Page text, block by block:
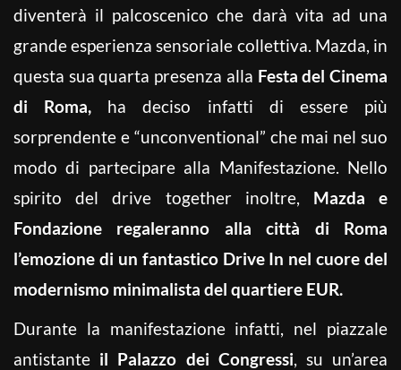
diventerà il palcoscenico che darà vita ad una
grande esperienza sensoriale collettiva. Mazda, in
questa sua quarta presenza alla Festa del Cinema
di Roma, ha deciso infatti di essere più
sorprendente e “unconventional” che mai nel suo
modo di partecipare alla Manifestazione. Nello
spirito del drive together inoltre, Mazda e
Fondazione regaleranno alla città di Roma
l’emozione di un fantastico Drive In nel cuore del
modernismo minimalista del quartiere EUR.
Durante la manifestazione infatti, nel piazzale
antistante il Palazzo dei Congressi, su un’area